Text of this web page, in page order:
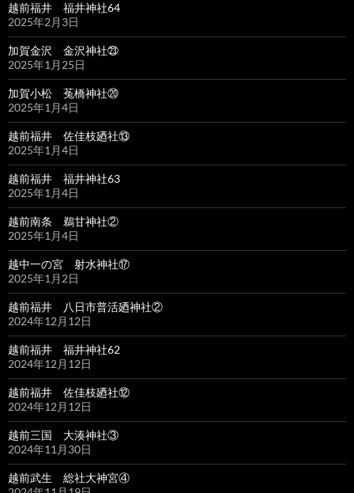
越前福井 福井神社64
2025年2月3日
加賀金沢 金沢神社㉓
2025年1月25日
加賀小松 菟橋神社⑳
2025年1月4日
越前福井 佐佳枝廼社⑬
2025年1月4日
越前福井 福井神社63
2025年1月4日
越前南条 鵜甘神社②
2025年1月4日
越中一の宮 射水神社⑰
2025年1月2日
越前福井 八日市普活廼神社②
2024年12月12日
越前福井 福井神社62
2024年12月12日
越前福井 佐佳枝廼社⑫
2024年12月12日
越前三国 大湊神社③
2024年11月30日
越前武生 総社大神宮④